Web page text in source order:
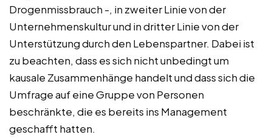
Drogenmissbrauch -, in zweiter Linie von der
Unternehmenskultur und in dritter Linie von der
Unterstützung durch den Lebenspartner. Dabei ist
zu beachten, dass es sich nicht unbedingt um
kausale Zusammenhänge handelt und dass sich die
Umfrage auf eine Gruppe von Personen
beschränkte, die es bereits ins Management
geschafft hatten.